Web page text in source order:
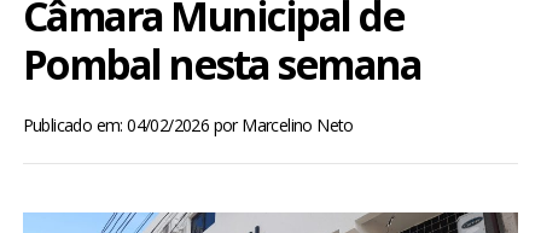
BRASIL
MUNDO
Câmara Municipal de
Pombal nesta semana
Publicado em: 04/02/2026 porMarcelino Neto